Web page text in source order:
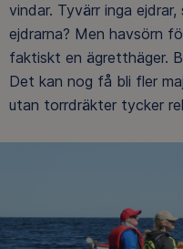
vindar. Tyvärr inga
ejdrarna? Men havsörn
faktiskt en ägretthäger.
Det kan nog få bli fler
utan torrdräkter tycker